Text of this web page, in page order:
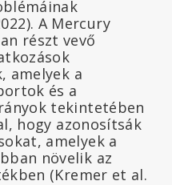
A Mercury
részt vevő
amelyek a
és a
tekintetében
hogy azonosítsák
amelyek a
növelik az
(Kremer et al.